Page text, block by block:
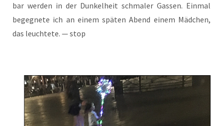
bar wer­den in der Dun­kel­heit schma­ler Gas­sen. Ein­mal
begeg­ne­te ich an einem spä­ten Abend einem Mäd­chen,
das leuch­te­te. — stop